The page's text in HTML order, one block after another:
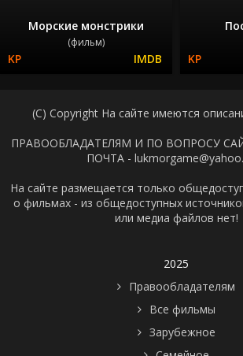
Морские монстрики
(фильм)
(C) Copyright На сайте имеются
ПРАВООБЛАДАТЕЛЯМ И ПО ВОПРОСУ
ПОЧТА -
На сайте размещается только
о фильмах - из общедоступных
или медиа файлов нет!
2025
Правообладателям
Все фильмы
Зарубежное